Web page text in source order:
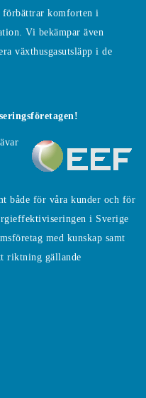
förbättrar komforten i
Vi bekämpar även
växthusgasutsläpp i de
både för våra kunder och för
i Sverige
med kunskap samt
riktning gällande